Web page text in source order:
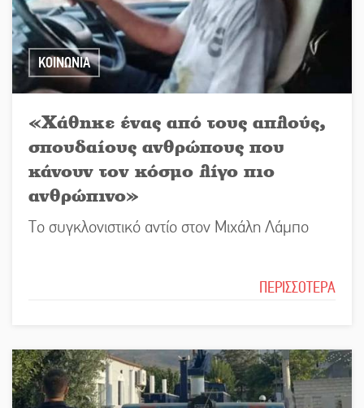
ΚΟΙΝΩΝΙΑ
«Χάθηκε ένας από τους απλούς,
σπουδαίους ανθρώπους που
κάνουν τον κόσμο λίγο πιο
ανθρώπινο»
Το συγκλονιστικό αντίο στον Μιχάλη Λάμπο
ΠΕΡΙΣΣΟΤΕΡΑ